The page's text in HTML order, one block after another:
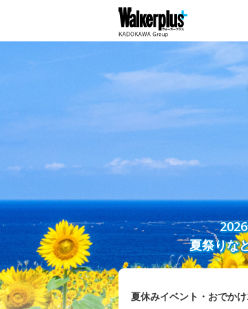
夏祭りな
夏休みイベント・おでか